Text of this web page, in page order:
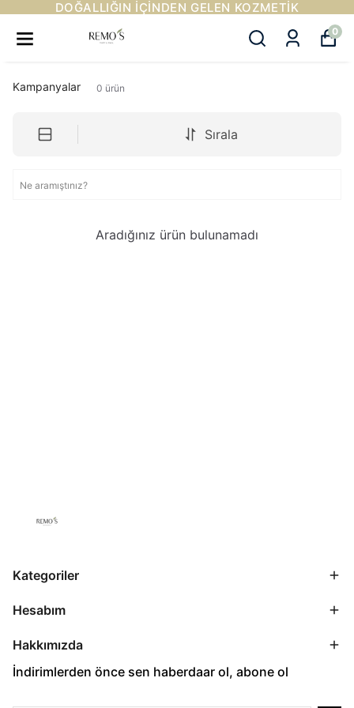
DOĞALLIĞIN IÇINDEN GELEN KOZMETIK
0
Kampanyalar 0 ürün
Sırala
Aradığınız ürün bulunamadı
Kategoriler
Hesabım
Hakkımızda
İndirimlerden önce sen haberdaar ol, abone ol